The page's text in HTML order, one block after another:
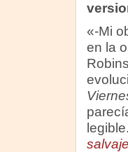
«-Mi
en la
salvaje